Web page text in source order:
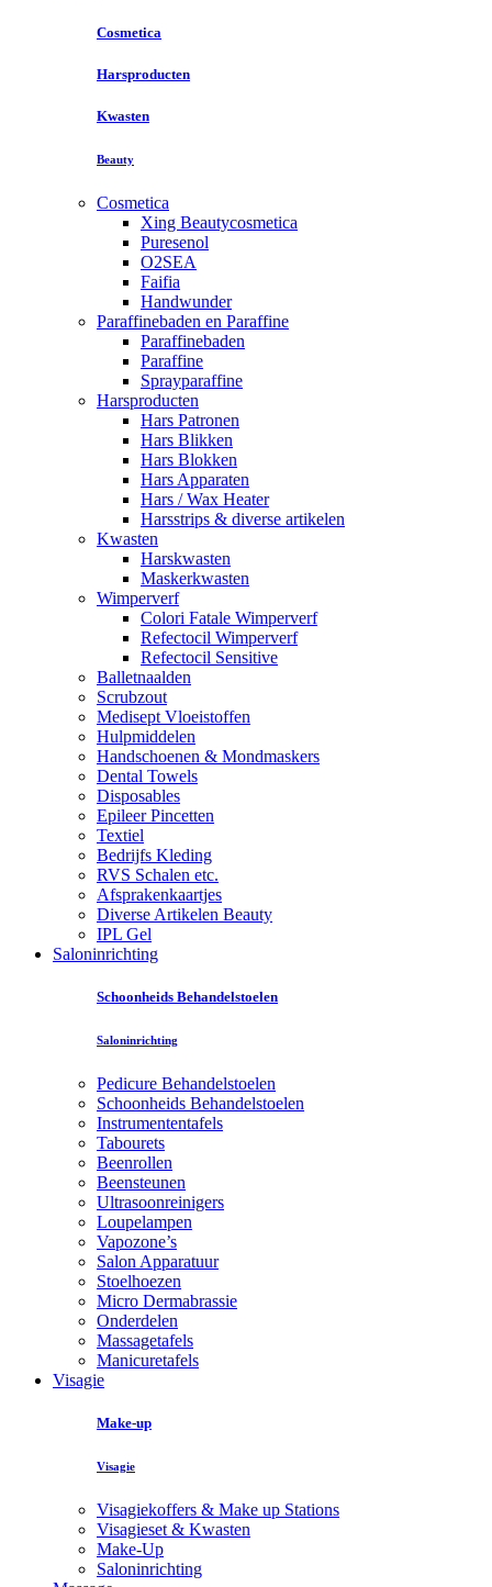
Cosmetica
Harsproducten
Kwasten
Beauty
Cosmetica
Xing Beautycosmetica
Puresenol
O2SEA
Faifia
Handwunder
Paraffinebaden en Paraffine
Paraffinebaden
Paraffine
Sprayparaffine
Harsproducten
Hars Patronen
Hars Blikken
Hars Blokken
Hars Apparaten
Hars / Wax Heater
Harsstrips & diverse artikelen
Kwasten
Harskwasten
Maskerkwasten
Wimperverf
Colori Fatale Wimperverf
Refectocil Wimperverf
Refectocil Sensitive
Balletnaalden
Scrubzout
Medisept Vloeistoffen
Hulpmiddelen
Handschoenen & Mondmaskers
Dental Towels
Disposables
Epileer Pincetten
Textiel
Bedrijfs Kleding
RVS Schalen etc.
Afsprakenkaartjes
Diverse Artikelen Beauty
IPL Gel
Saloninrichting
Schoonheids Behandelstoelen
Saloninrichting
Pedicure Behandelstoelen
Schoonheids Behandelstoelen
Instrumententafels
Tabourets
Beenrollen
Beensteunen
Ultrasoonreinigers
Loupelampen
Vapozone’s
Salon Apparatuur
Stoelhoezen
Micro Dermabrassie
Onderdelen
Massagetafels
Manicuretafels
Visagie
Make-up
Visagie
Visagiekoffers & Make up Stations
Visagieset & Kwasten
Make-Up
Saloninrichting